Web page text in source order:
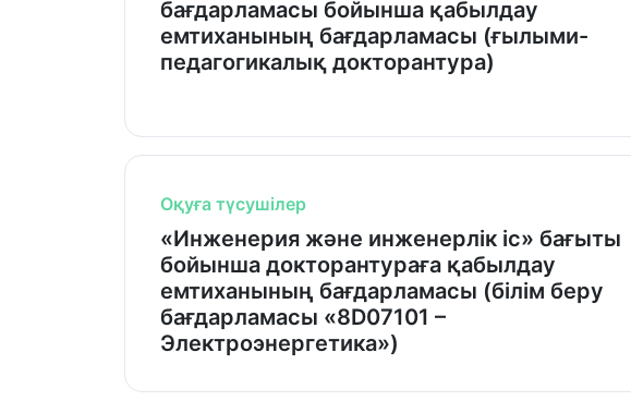
бағдарламасы бойынша қабылдау
емтиханының бағдарламасы (ғылыми-
педагогикалық докторантура)
Оқуға түсушілер
«Инженерия және инженерлік іс» бағыты
бойынша докторантураға қабылдау
емтиханының бағдарламасы (білім беру
бағдарламасы «8D07101 –
Электроэнергетика»)